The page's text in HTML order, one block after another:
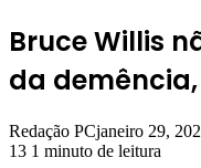
Bruce Willis
da
Redação PCjaneiro 29,
13 1 minuto de leitura